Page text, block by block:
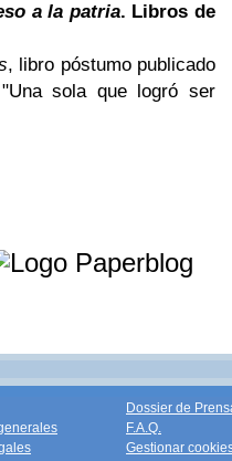
a la patria. Libros de
, libro póstumo publicado
sola que logró ser
Dossier de
F.A.Q.
Gestionar